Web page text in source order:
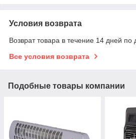
Условия возврата
Возврат товара в течение 14 дней по
Все условия возврата
Подобные товары компании